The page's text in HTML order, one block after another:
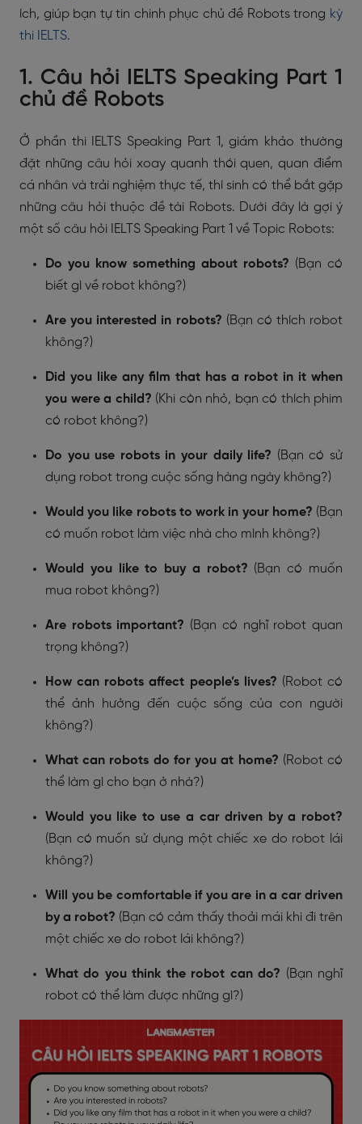
ích, giúp bạn tự tin chinh phục chủ đề Robots trong kỳ
thi IELTS.
1. Câu hỏi IELTS Speaking Part 1
chủ đề Robots
Ở phần thi IELTS Speaking Part 1, giám khảo thường
đặt những câu hỏi xoay quanh thói quen, quan điểm
cá nhân và trải nghiệm thực tế, thí sinh có thể bắt gặp
những câu hỏi thuộc đề tài Robots. Dưới đây là gợi ý
một số câu hỏi IELTS Speaking Part 1 về Topic Robots:
Do you know something about robots? (Bạn có
biết gì về robot không?)
Are you interested in robots? (Bạn có thích robot
không?)
Did you like any film that has a robot in it when
you were a child? (Khi còn nhỏ, bạn có thích phim
có robot không?)
Do you use robots in your daily life? (Bạn có sử
dụng robot trong cuộc sống hàng ngày không?)
Would you like robots to work in your home? (Bạn
có muốn robot làm việc nhà cho mình không?)
Would you like to buy a robot? (Bạn có muốn
mua robot không?)
Are robots important? (Bạn có nghĩ robot quan
trọng không?)
How can robots affect people’s lives? (Robot có
thể ảnh hưởng đến cuộc sống của con người
không?)
What can robots do for you at home? (Robot có
thể làm gì cho bạn ở nhà?)
Would you like to use a car driven by a robot?
(Bạn có muốn sử dụng một chiếc xe do robot lái
không?)
Will you be comfortable if you are in a car driven
by a robot? (Bạn có cảm thấy thoải mái khi đi trên
một chiếc xe do robot lái không?)
What do you think the robot can do? (Bạn nghĩ
robot có thể làm được những gì?)